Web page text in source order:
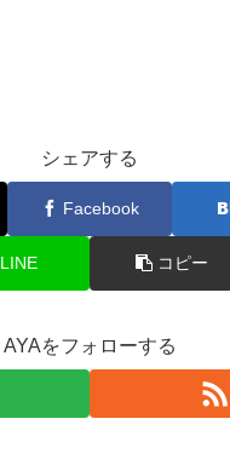
シェアする
Facebook
LINE コピー
AYAをフォローする